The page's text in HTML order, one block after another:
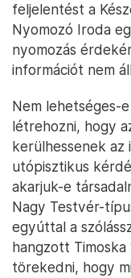
feljelentést a
Nyomozó Iroda
nyomozás
információt nem
Nem lehetséges-
létrehozni, hogy
kerülhessenek
utópisztikus
akarjuk-e
Nagy Testvér-
egyúttal a
hangzott
törekedni, hogy